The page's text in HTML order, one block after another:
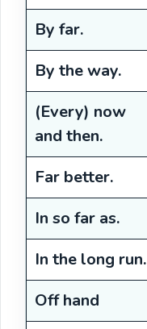
By far.
By the way.
(Every) now
and then.
Far better.
In so far as.
In the long run.
Off hand